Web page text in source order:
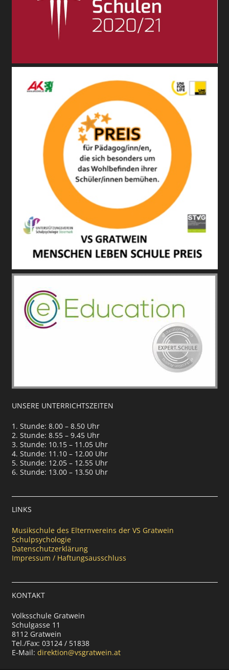
UNSERE UNTERRICHTSZEITEN
1. Stunde: 8.00 – 8.50 Uhr
2. Stunde: 8.55 – 9.45 Uhr
3. Stunde: 10.15 – 11.05 Uhr
4. Stunde: 11.10 – 12.00 Uhr
5. Stunde: 12.05 – 12.55 Uhr
6. Stunde: 13.00 – 13.50 Uhr
LINKS
Musikschule des Elternvereins der VS Gratwein
Schulpsychologie
Datenschutzerklärung
Impressum / Haftungsausschluss
KONTAKT
Volksschule Gratwein
Schulgasse 11
8112 Gratwein
Tel./Fax: 03124 / 51838
E-Mail: direktion@vsgratwein.at